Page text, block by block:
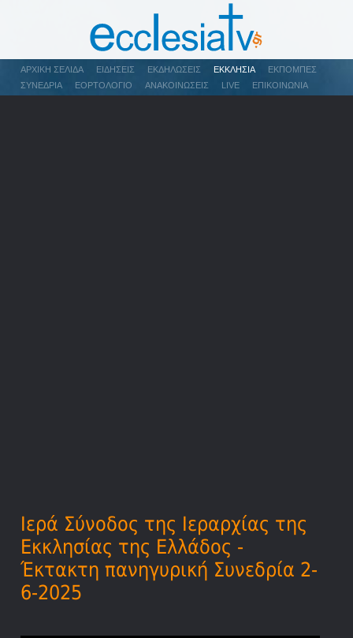
ΑΡΧΙΚΉ ΣΕΛΊΔΑ ΕΙΔΉΣΕΙΣ ΕΚΔΗΛΏΣΕΙΣ ΕΚΚΛΗΣΊΑ
ΕΚΠΟΜΠΈΣ
ΣΥΝΈΔΡΙΑ
ΕΟΡΤΟΛΌΓΙΟ ΑΝΑΚΟΙΝΏΣΕΙΣ LIVE ΕΠΙΚΟΙΝΩΝΊΑ
Ιερά Σύνοδος της Ιεραρχίας της
Εκκλησίας της Ελλάδος -
Έκτακτη πανηγυρική Συνεδρία 2-
6-2025